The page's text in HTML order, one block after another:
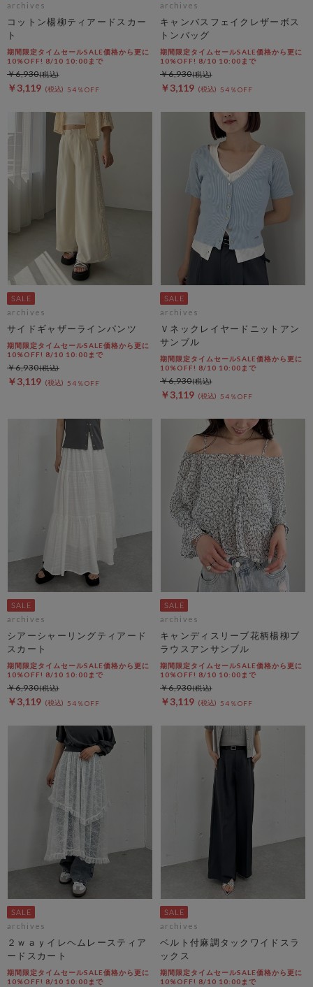
archives
コットン楊柳ティアードスカー
ト
期間限定タイムセールSALE価格から更に
10%OFF! 8/10 10:00まで
￥3,119 54％OFF
￥6,930
archives
キャンバスフェイクレザーボス
トンバッグ
期間限定タイムセールSALE価格から更に
10%OFF! 8/10 10:00まで
￥3,119 54％OFF
￥6,930
archives
サイドギャザーラインパンツ
期間限定タイムセールSALE価格から更に
10%OFF! 8/10 10:00まで
￥3,119 54％OFF
￥6,930
archives
Ｖネックレイヤードニットアン
サンブル
期間限定タイムセールSALE価格から更に
10%OFF! 8/10 10:00まで
￥3,119 54％OFF
￥6,930
archives
シアーシャーリングティアード
スカート
期間限定タイムセールSALE価格から更に
10%OFF! 8/10 10:00まで
￥3,119 54％OFF
￥6,930
archives
キャンディスリーブ花柄楊柳ブ
ラウスアンサンブル
期間限定タイムセールSALE価格から更に
10%OFF! 8/10 10:00まで
￥3,119 54％OFF
￥6,930
archives
２ｗａｙイレヘムレースティア
ードスカート
期間限定タイムセールSALE価格から更に
10%OFF! 8/10 10:00まで
archives
ベルト付麻調タックワイドスラ
ックス
期間限定タイムセールSALE価格から更に
10%OFF! 8/10 10:00まで